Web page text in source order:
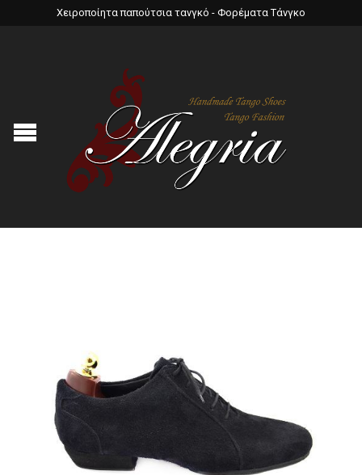
Χειροποίητα παπούτσια τανγκό - Φορέματα Τάνγκο